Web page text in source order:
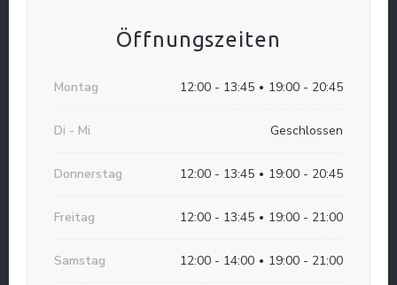
Öffnungszeiten
Montag 12:00 - 13:45 • 19:00 - 20:45
Di - Mi Geschlossen
Donnerstag 12:00 - 13:45 • 19:00 - 20:45
Freitag 12:00 - 13:45 • 19:00 - 21:00
Samstag 12:00 - 14:00 • 19:00 - 21:00